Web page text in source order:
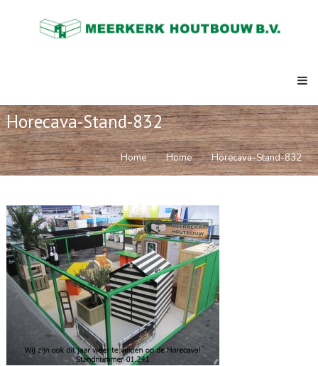
Meerkerk
Houtbouw
de
expert
in
ketenbouw,
strandpaviljoens,
clubhuizen,
kantoren.
Horecava-Stand-832
Home Home Horecava-Stand-832